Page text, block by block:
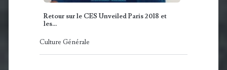
Retour sur le CES Unveiled Paris 2018 et
les…
Culture Générale